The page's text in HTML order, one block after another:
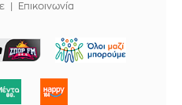
Επικοινωνία
ΜΠΟΡΟΥΜΕ